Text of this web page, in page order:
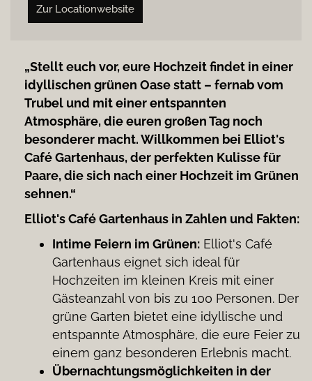
Zur Locationwebsite
„Stellt euch vor, eure Hochzeit findet in einer
idyllischen grünen Oase statt – fernab vom
Trubel und mit einer entspannten
Atmosphäre, die euren großen Tag noch
besonderer macht. Willkommen bei Elliot's
Café Gartenhaus, der perfekten Kulisse für
Paare, die sich nach einer Hochzeit im Grünen
sehnen.“
Elliot's Café Gartenhaus in Zahlen und Fakten:
Intime Feiern im Grünen: Elliot's Café
Gartenhaus eignet sich ideal für
Hochzeiten im kleinen Kreis mit einer
Gästeanzahl von bis zu 100 Personen. Der
grüne Garten bietet eine idyllische und
entspannte Atmosphäre, die eure Feier zu
einem ganz besonderen Erlebnis macht.
Übernachtungsmöglichkeiten in der